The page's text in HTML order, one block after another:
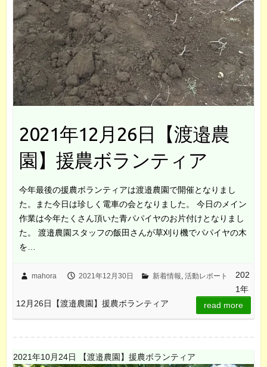
2021年12月26日【渡邉農
園】援農ボランティア
今年最後の援農ボランティアは渡邉農園で開催となりまし
た。また今日は珍しく電車の会となりました。 今日のメイン
作業は今年たくさん頂いた青パパイヤのお片付けとなりまし
た。 渡邉農園スタッフの飯田さんが草刈り機でパパイヤの木
を…
mahora 2021年12月30日 新着情報, 活動レポート
202
1年
12月26日【渡邉農園】援農ボランティア
read more
2021年10月24日 【渡邉農園】援農ボランティア